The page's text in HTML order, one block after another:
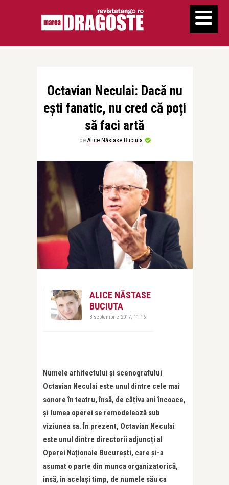
Octavian Neculai: Dacă nu
ești fanatic, nu cred că poți
să faci artă
de Alice Năstase Buciuta
ALICE NĂSTASE
BUCIUTA
8 septembrie 2017, 11:16
Numele arhitectului și scenografului
Octavian Neculai este unul dintre cele mai
sonore în teatru, însă, de câțiva ani încoace,
și lumea operei se remodelează sub
viziunea sa. În prezent, Octavian Neculai
este unul dintre directorii adjuncți al
Operei Naționale București, care și-a
asumat o parte din munca organizatorică,
însă, în același timp, de numele său ca